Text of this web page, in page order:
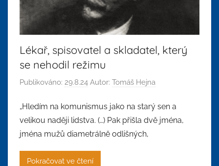
Lékař, spisovatel a skladatel, který
se nehodil režimu
Publikováno: 29.8.24 Autor: Tomáš Hejna
„Hledím na komunismus jako na starý sen a
velikou naději lidstva. (…) Pak přišla dvě jména,
jména mužů diametrálně odlišných,
Pokračovat ve čtení